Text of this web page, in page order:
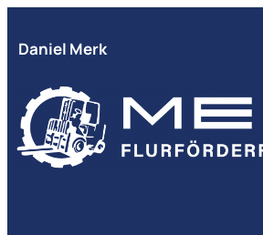
Inhalt
Daniel Merk